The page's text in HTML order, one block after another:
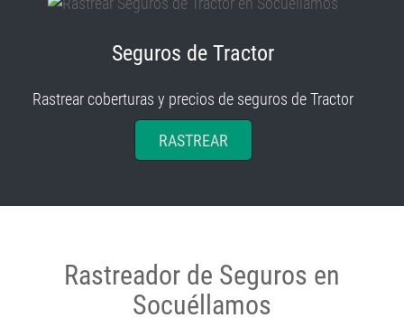
Seguros de Tractor
Rastrear coberturas y precios de seguros de Tractor
RASTREAR
Rastreador de Seguros en
Socuéllamos